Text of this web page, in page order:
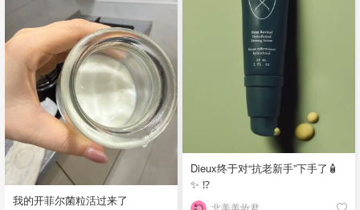
Dieux终于对“抗老新手”下手了🧴
✨ ⁉️
北美美妆君
我的开菲尔菌粒活过来了